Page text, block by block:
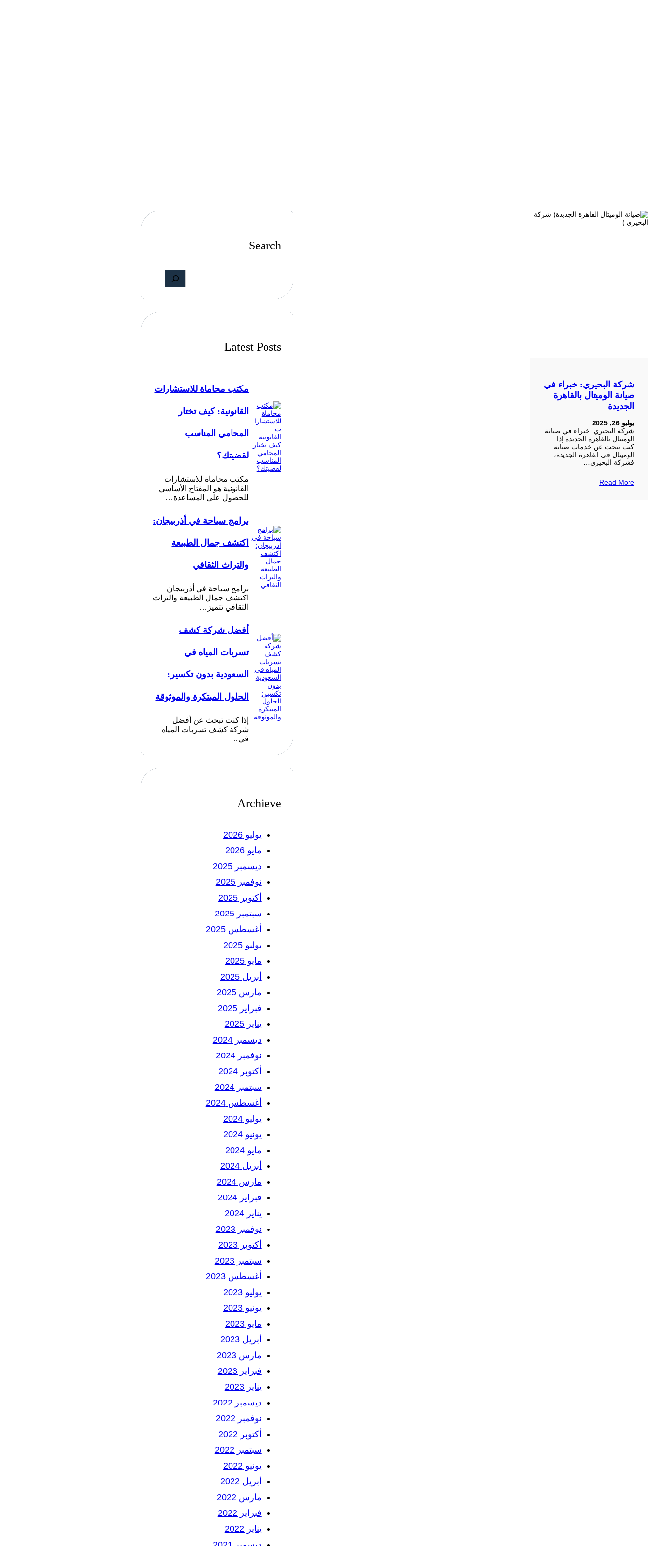
شركة البحيري: خبراء في
صيانة الوميتال بالقاهرة
الجديدة
يوليو 26, 2025
شركة البحيري: خبراء في صيانة
الوميتال بالقاهرة الجديدة إذا
كنت تبحث عن خدمات صيانة
الوميتال في القاهرة الجديدة،
فشركة البحيري…
Read More
Search
a
r
Latest Posts
مكتب محاماة للاستشارات
القانونية: كيف تختار
المحامي المناسب
لقضيتك؟
مكتب محاماة للاستشارات
القانونية هو المفتاح الأساسي
للحصول على المساعدة…
برامج سياحة في أذربيجان:
اكتشف جمال الطبيعة
والتراث الثقافي
برامج سياحة في أذربيجان:
اكتشف جمال الطبيعة والتراث
الثقافي تتميز…
أفضل شركة كشف
تسربات المياه في
السعودية بدون تكسير:
الحلول المبتكرة والموثوقة
إذا كنت تبحث عن أفضل
شركة كشف تسربات المياه
في…
Archieve
يوليو 2026
مايو 2026
ديسمبر 2025
نوفمبر 2025
أكتوبر 2025
سبتمبر 2025
أغسطس 2025
يوليو 2025
مايو 2025
أبريل 2025
مارس 2025
فبراير 2025
يناير 2025
ديسمبر 2024
نوفمبر 2024
أكتوبر 2024
سبتمبر 2024
أغسطس 2024
يوليو 2024
يونيو 2024
مايو 2024
أبريل 2024
مارس 2024
فبراير 2024
يناير 2024
نوفمبر 2023
أكتوبر 2023
سبتمبر 2023
أغسطس 2023
يوليو 2023
يونيو 2023
مايو 2023
أبريل 2023
مارس 2023
فبراير 2023
يناير 2023
ديسمبر 2022
نوفمبر 2022
أكتوبر 2022
سبتمبر 2022
يونيو 2022
أبريل 2022
مارس 2022
فبراير 2022
يناير 2022